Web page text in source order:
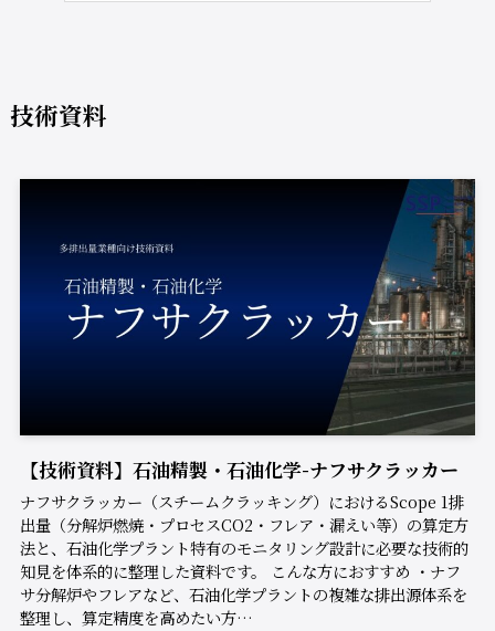
技術資料
【技術資料】石油精製・石油化学-ナフサクラッカー
ナフサクラッカー（スチームクラッキング）におけるScope 1排
出量（分解炉燃焼・プロセスCO2・フレア・漏えい等）の算定方
法と、石油化学プラント特有のモニタリング設計に必要な技術的
知見を体系的に整理した資料です。 こんな方におすすめ ・ナフ
サ分解炉やフレアなど、石油化学プラントの複雑な排出源体系を
整理し、算定精度を高めたい方…